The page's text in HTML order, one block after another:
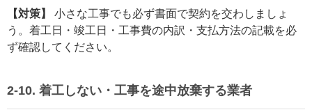
【対策】
小さな工事でも必ず書面で契約を交わしましょ
う。着工日・竣工日・工事費の内訳・支払方法の記載を必
ず確認してください。
2-10. 着工しない・工事を途中放棄する業者